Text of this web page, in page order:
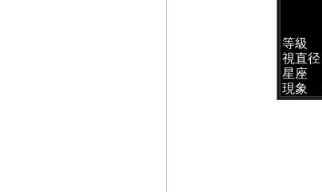
等級
視直径
星座
現象